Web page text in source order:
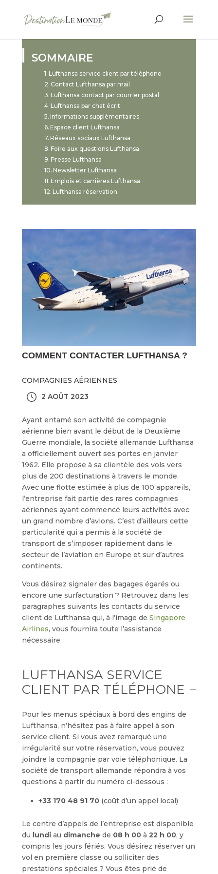
SOMMAIRE
Lufthansa service client par téléphone
Contact Lufthansa par mail
Lufthansa contact par courrier postal
Lufthansa par chat écrit
Informations supplémentaires
Espace client Lufthansa
Réseaux sociaux Lufthansa
Foire aux questions Lufthansa
Presse Lufthansa
Newsletter Lufthansa
Emplois et carrières Lufthansa
Lufthansa réservation
COMMENT CONTACTER LUFTHANSA ?
COMPAGNIES AÉRIENNES
2 AOÛT 2023
Ayant entamé son activité de compagnie
aérienne bien avant le début de la Deuxième
Guerre mondiale, la société allemande Lufthansa
a officiellement ouvert ses portes en janvier
1962. Elle propose à sa clientèle des vols vers
plus de 200 destinations à travers le monde.
Avec une flotte estimée à plus de 100 appareils,
l’entreprise fait partie des rares compagnies
aériennes ayant commencé leurs activités avec
un grand nombre d’avions. C’est d’ailleurs cette
particularité qui a permis à la société de
transport de s’imposer rapidement dans le
secteur de l’aviation en Europe et sur d’autres
continents.
Vous désirez signaler des bagages égarés ou
encore une surfacturation ? Retrouvez dans les
paragraphes suivants les contacts du service
client de Lufthansa qui, à l’image de Singapore
Airlines, vous fournira toute l’assistance
nécessaire.
LUFTHANSA SERVICE
CLIENT PAR TÉLÉPHONE
Pour les menus spéciaux à bord des engins de
Lufthansa, n’hésitez pas à faire appel à son
service client. Si vous avez remarqué une
irrégularité sur votre réservation, vous pouvez
joindre la compagnie par voie téléphonique. La
société de transport allemande répondra à vos
questions à partir du numéro ci-dessous :
+33 170 48 91 70(coût d’un appel local)
Le centre d’appels de l’entreprise est disponible
du lundiau dimanche de 08 h 00à 22 h 00, y
compris les jours fériés. Vous désirez réserver un
vol en première classe ou solliciter des
prestations spéciales ? Vous êtes prié de